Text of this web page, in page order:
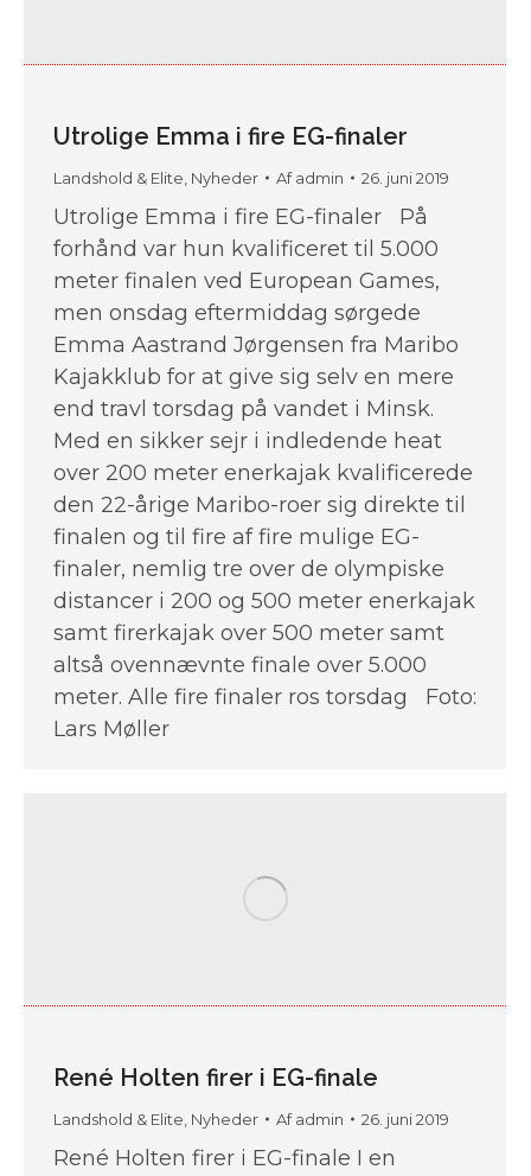
Utrolige Emma i fire EG-finaler
Landshold & Elite, Nyheder Afadmin 26. juni 2019
Utrolige Emma i fire EG-finaler På
forhånd var hun kvalificeret til 5.000
meter finalen ved European Games,
men onsdag eftermiddag sørgede
Emma Aastrand Jørgensen fra Maribo
Kajakklub for at give sig selv en mere
end travl torsdag på vandet i Minsk.
Med en sikker sejr i indledende heat
over 200 meter enerkajak kvalificerede
den 22-årige Maribo-roer sig direkte til
finalen og til fire af fire mulige EG-
finaler, nemlig tre over de olympiske
distancer i 200 og 500 meter enerkajak
samt firerkajak over 500 meter samt
altså ovennævnte finale over 5.000
meter. Alle fire finaler ros torsdag Foto:
Lars Møller
René Holten firer i EG-finale
Landshold & Elite, Nyheder Afadmin 26. juni 2019
René Holten firer i EG-finale I en